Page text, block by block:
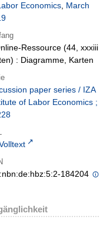
Economics, March
Ressource (44, xxxiii
: Diagramme, Karten
paper series / IZA
of Labor Economics ;
184204